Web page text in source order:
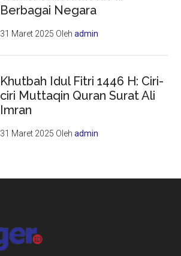
Berbagai Negara
31 Maret 2025 Olehadmin
Khutbah Idul Fitri 1446 H: Ciri-
ciri Muttaqin Quran Surat Ali
Imran
31 Maret 2025 Olehadmin